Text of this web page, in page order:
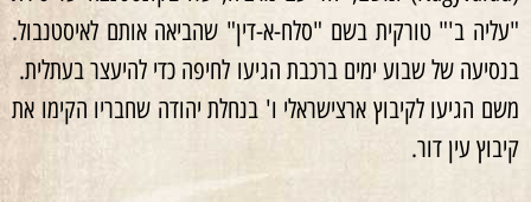
"עליה ב'" טורקית בשם "סלח-א-דין" שהביאה אותם לאיסטנבול.
בנסיעה של שבוע ימים ברכבת הגיעו לחיפה כדי להיעצר בעתלית.
משם הגיעו לקיבוץ ארצישראלי ו' בנחלת יהודה שחבריו הקימו את
קיבוץ עין דור.